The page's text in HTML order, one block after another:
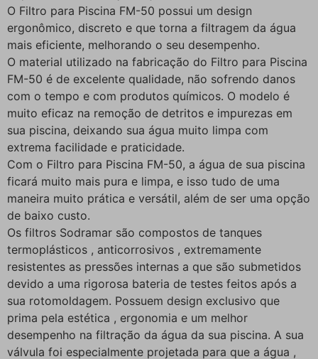
O Filtro para Piscina FM-50 possui um design
ergonômico, discreto e que torna a filtragem da água
mais eficiente, melhorando o seu desempenho.
O material utilizado na fabricação do Filtro para Piscina
FM-50 é de excelente qualidade, não sofrendo danos
com o tempo e com produtos químicos. O modelo é
muito eficaz na remoção de detritos e impurezas em
sua piscina, deixando sua água muito limpa com
extrema facilidade e praticidade.
Com o Filtro para Piscina FM-50, a água de sua piscina
ficará muito mais pura e limpa, e isso tudo de uma
maneira muito prática e versátil, além de ser uma opção
de baixo custo.
Os filtros Sodramar são compostos de tanques
termoplásticos , anticorrosivos , extremamente
resistentes as pressões internas a que são submetidos
devido a uma rigorosa bateria de testes feitos após a
sua rotomoldagem. Possuem design exclusivo que
prima pela estética , ergonomia e um melhor
desempenho na filtração da água da sua piscina. A sua
válvula foi especialmente projetada para que a água ,